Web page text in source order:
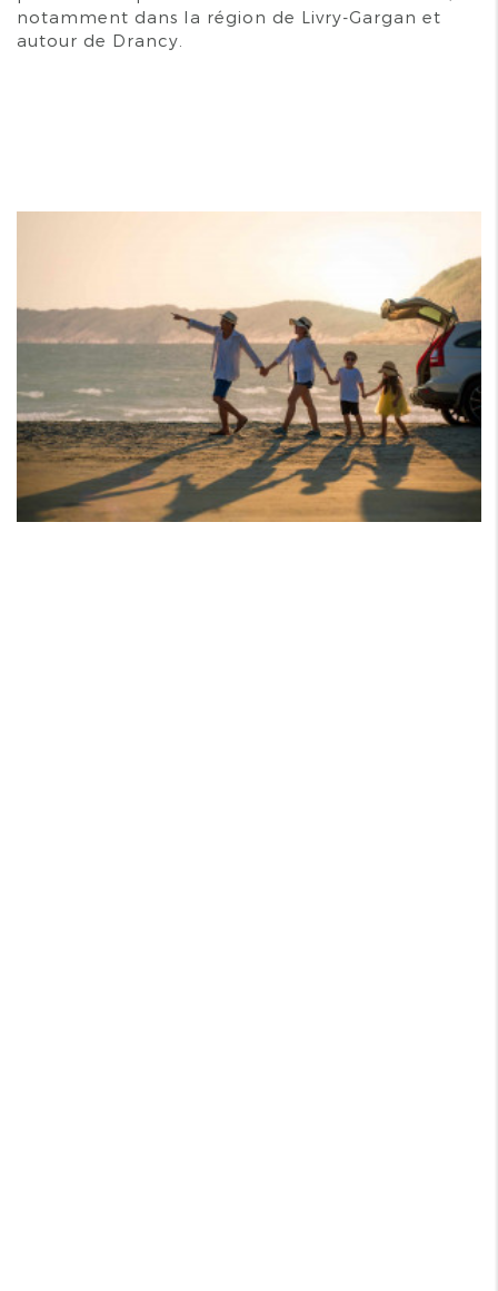
notamment dans la région de Livry-Gargan et
autour de Drancy.